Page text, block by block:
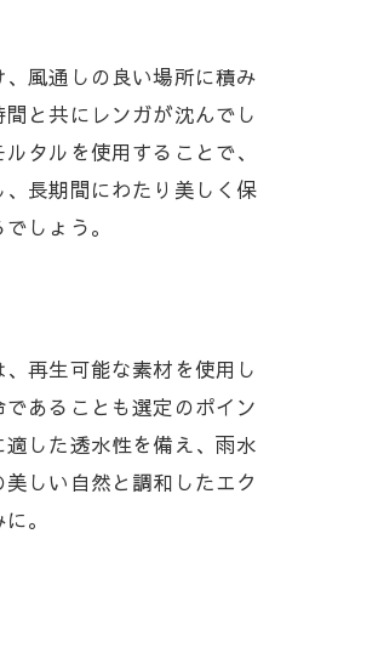
風通しの良い場所に積み
と共にレンガが沈んでし
タルを使用することで、
長期間にわたり美しく保
しょう。
再生可能な素材を使用し
あることも選定のポイン
した透水性を備え、雨水
しい自然と調和したエク
。